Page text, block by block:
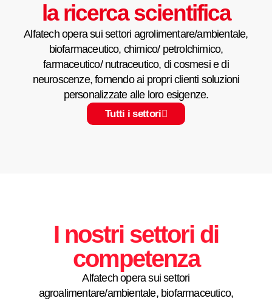
la ricerca scientifica
Alfatech opera sui settori agrolimentare/ambientale,
biofarmaceutico, chimico/ petrolchimico,
farmaceutico/ nutraceutico, di cosmesi e di
neuroscenze, fornendo ai propri clienti soluzioni
personalizzate alle loro esigenze.
Tutti i settori
I nostri settori di
competenza
Alfatech opera sui settori
agroalimentare/ambientale, biofarmaceutico,